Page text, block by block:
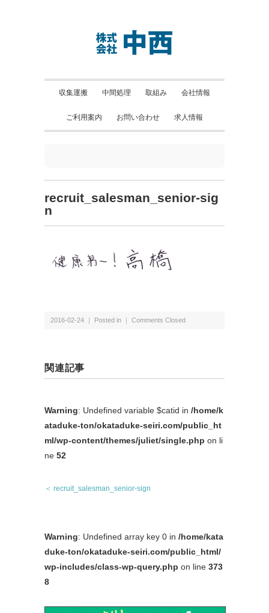
収集運搬 中間処理 取組み 会社情報
ご利用案内 お問い合わせ 求人情報
recruit_salesman_senior-sig
n
2016-02-24 ｜ Posted in ｜ Comments Closed
関連記事
Warning: Undefined variable $catid in /home/k
ataduke-ton/okataduke-seiri.com/public_ht
ml/wp-content/themes/juliet/single.php on li
ne 52
＜ recruit_salesman_senior-sign
Warning: Undefined array key 0 in /home/kata
duke-ton/okataduke-seiri.com/public_html/
wp-includes/class-wp-query.php on line 373
8